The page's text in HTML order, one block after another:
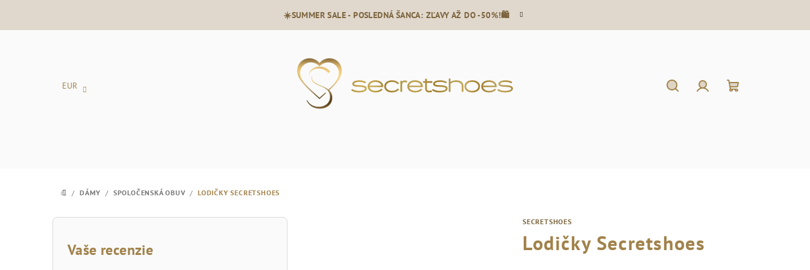
☀️SUMMER SALE - POSLEDNÁ ŠANCA: ZĽAVY AŽ DO -50%!🛍️
EUR
DOMOV
/ DÁMY / SPOLOČENSKÁ OBUV / LODIČKY SECRETSHOES
B
Vaše recenzie
SECRETSHOES
Lodičky Secretshoes